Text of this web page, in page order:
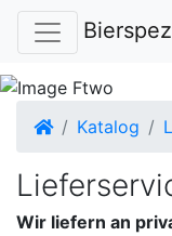
Startseite
Katalog
Wir liefern an